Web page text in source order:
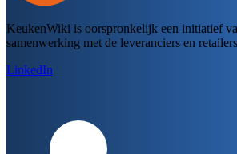
KeukenWiki is oorspronkelijk een initiatief
samenwerking met de leveranciers en
LinkedIn